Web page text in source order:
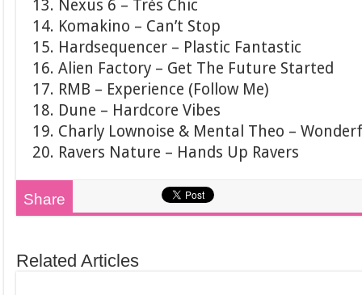
13. Nexus 6 – Très Chic
14. Komakino – Can’t Stop
15. Hardsequencer – Plastic Fantastic
16. Alien Factory – Get The Future Started
17. RMB – Experience (Follow Me)
18. Dune – Hardcore Vibes
19. Charly Lownoise & Mental Theo –
20. Ravers Nature – Hands Up Ravers
Share
Related Articles